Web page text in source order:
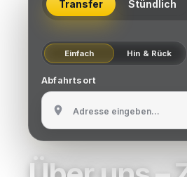
Transfer Stündlich
Einfach Hin & Rück
Abfahrtsort